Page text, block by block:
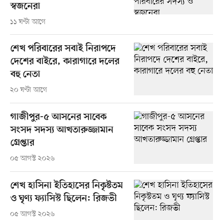
স্বজনেরা
১১ ঘণ্টা আগে
শেখ পরিবারের সবাই নিরাপদে
দেশের বাইরে, কারাগারে দলের
বহু নেতা
২০ ঘণ্টা আগে
গাজীপুর-৫ আসনের সাবেক
সংসদ সদস্য আখতারুজ্জামান
গ্রেপ্তার
০৫ আগস্ট ২০২৬
শেখ হাসিনা ইতিহাসের নিকৃষ্টতম
ও ঘৃণ্য ফ্যাসিস্ট ছিলেন: রিজভী
০৫ আগস্ট ২০২৬